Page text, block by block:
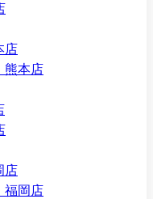
店
熊本店
店
福岡店